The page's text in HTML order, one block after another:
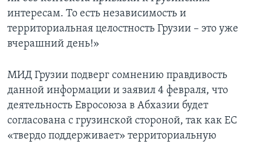
интересам. То есть независимость и
территориальная целостность Грузии – это уже
вчерашний день!»
МИД Грузии подверг сомнению правдивость
данной информации и заявил 4 февраля, что
деятельность Евросоюза в Абхазии будет
согласована с грузинской стороной, так как ЕС
«твердо поддерживает» территориальную